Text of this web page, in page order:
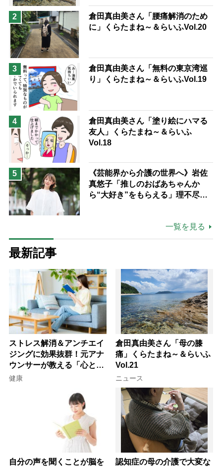
2
倉田真由美さん「腰痛解消のため
に」くらたまね～＆らいふVol.20
3
倉田真由美さん「無料の東京湾巡
り」くらたまね～＆らいふVol.19
4
倉田真由美さん「塗り絵にハマる
友人」くらたまね～＆らいふ
Vol.18
5
《芸能界から介護の世界へ》岩佐
真悠子「推しのおばあちゃんか
ら“大好き”をもらえる」理不尽さ
一覧を見る
最新記事
ストレス解消＆アンチエイ
ジングに効果抜群！元アナ
ウンサーが教える「心と体
を元気にする音読の習慣」
健康
倉田真由美さん「母の膝
痛」くらたまね～＆らいふ
Vol.21
ニュース
自分の声を聞くことが脳を
認知症の母の介護で大変な